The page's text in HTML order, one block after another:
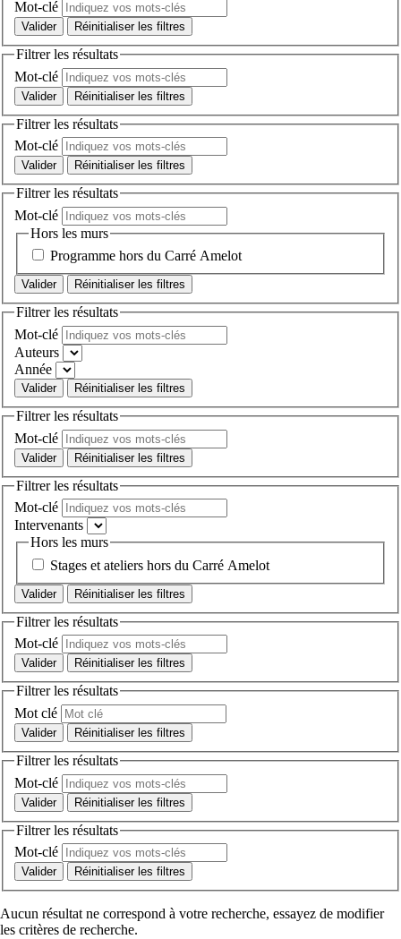
Mot-clé
Réinitialiser les filtres
Filtrer les résultats
Mot-clé
Réinitialiser les filtres
Filtrer les résultats
Mot-clé
Réinitialiser les filtres
Filtrer les résultats
Mot-clé
Hors les murs
Programme hors du Carré Amelot
Réinitialiser les filtres
Filtrer les résultats
Mot-clé
Auteurs
Année
Réinitialiser les filtres
Filtrer les résultats
Mot-clé
Réinitialiser les filtres
Filtrer les résultats
Mot-clé
Intervenants
Hors les murs
Stages et ateliers hors du Carré Amelot
Réinitialiser les filtres
Filtrer les résultats
Mot-clé
Réinitialiser les filtres
Filtrer les résultats
Mot clé
Réinitialiser les filtres
Filtrer les résultats
Mot-clé
Réinitialiser les filtres
Filtrer les résultats
Mot-clé
Réinitialiser les filtres
Aucun résultat ne correspond à votre recherche, essayez de modifier
les critères de recherche.